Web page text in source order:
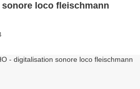
loco fleischmann